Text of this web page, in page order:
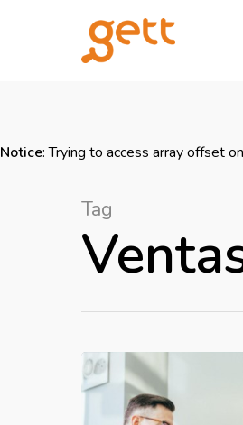
Notice: Trying to access array offset
Tag